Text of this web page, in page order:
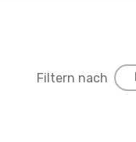
Filtern nach